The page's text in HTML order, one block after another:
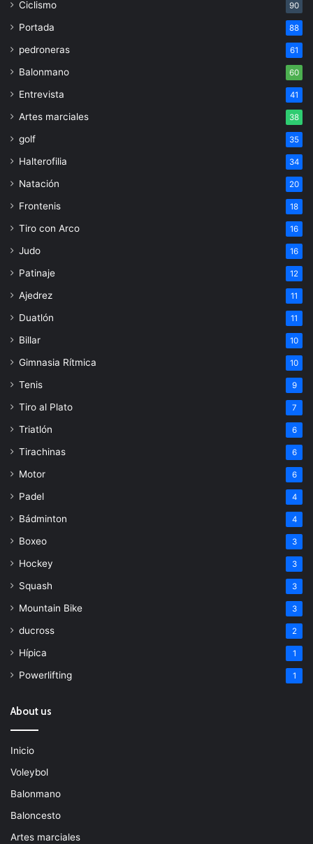
Ciclismo 90
Portada 88
pedroneras 61
Balonmano 60
Entrevista 41
Artes marciales 38
golf 35
Halterofilia 34
Natación 20
Frontenis 18
Tiro con Arco 16
Judo 16
Patinaje 12
Ajedrez 11
Duatlón 11
Billar 10
Gimnasia Rítmica 10
Tenis 9
Tiro al Plato 7
Triatlón 6
Tirachinas 6
Motor 6
Padel 4
Bádminton 4
Boxeo 3
Hockey 3
Squash 3
Mountain Bike 3
ducross 2
Hípica 1
Powerlifting 1
About us
Inicio
Voleybol
Balonmano
Baloncesto
Artes marciales